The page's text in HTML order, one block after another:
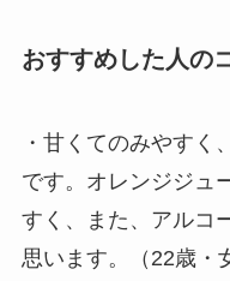
おすすめした人の
・甘くてのみやすく
です。オレンジジュ
すく、また、アルコ
思います。（22歳・